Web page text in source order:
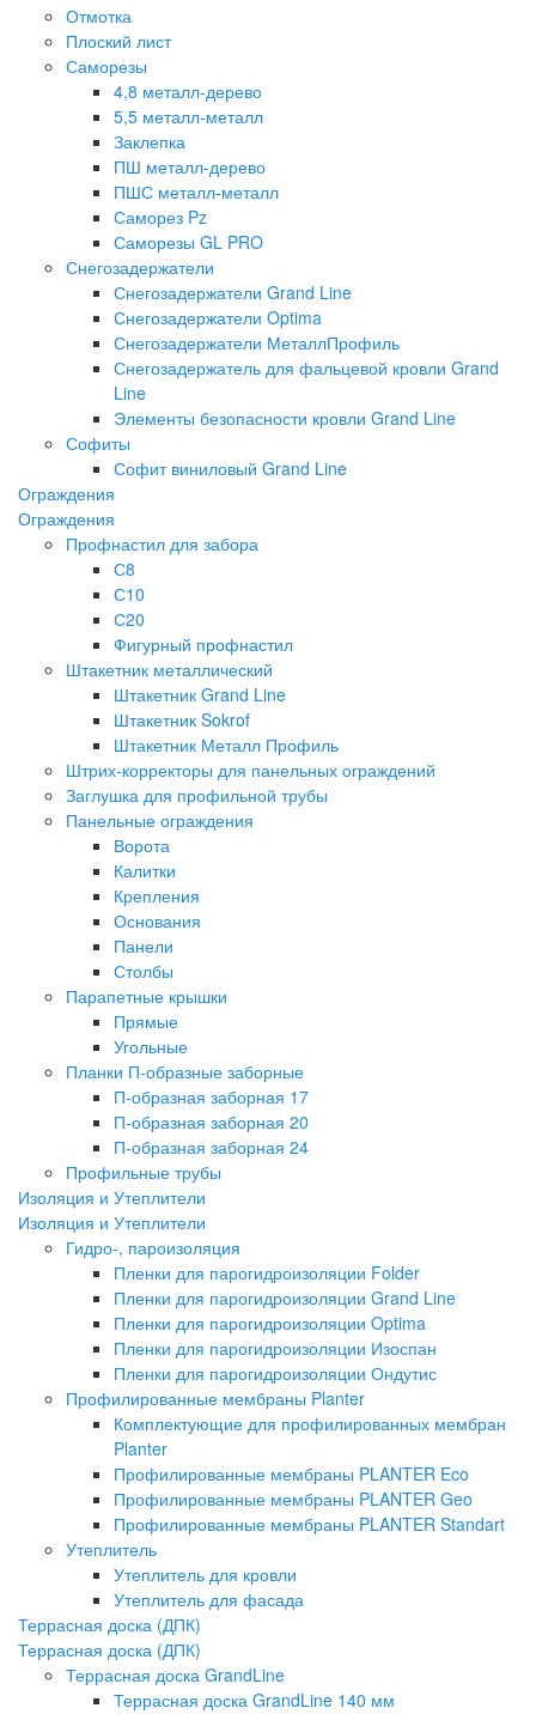
Отмотка
Плоский лист
Саморезы
4,8 металл-дерево
5,5 металл-металл
Заклепка
ПШ металл-дерево
ПШС металл-металл
Саморез Pz
Саморезы GL PRO
Снегозадержатели
Снегозадержатели Grand Line
Снегозадержатели Optima
Снегозадержатели МеталлПрофиль
Снегозадержатель для фальцевой кровли Grand
Line
Элементы безопасности кровли Grand Line
Софиты
Софит виниловый Grand Line
Ограждения
Ограждения
Профнастил для забора
С8
С10
С20
Фигурный профнастил
Штакетник металлический
Штакетник Grand Line
Штакетник Sokrof
Штакетник Металл Профиль
Штрих-корректоры для панельных ограждений
Заглушка для профильной трубы
Панельные ограждения
Ворота
Калитки
Крепления
Основания
Панели
Столбы
Парапетные крышки
Прямые
Угольные
Планки П-образные заборные
П-образная заборная 17
П-образная заборная 20
П-образная заборная 24
Профильные трубы
Изоляция и Утеплители
Изоляция и Утеплители
Гидро-, пароизоляция
Пленки для парогидроизоляции Folder
Пленки для парогидроизоляции Grand Line
Пленки для парогидроизоляции Optima
Пленки для парогидроизоляции Изоспан
Пленки для парогидроизоляции Ондутис
Профилированные мембраны Planter
Комплектующие для профилированных мембран
Planter
Профилированные мембраны PLANTER Eco
Профилированные мембраны PLANTER Geo
Профилированные мембраны PLANTER Standart
Утеплитель
Утеплитель для кровли
Утеплитель для фасада
Террасная доска (ДПК)
Террасная доска (ДПК)
Террасная доска GrandLine
Террасная доска GrandLine 140 мм